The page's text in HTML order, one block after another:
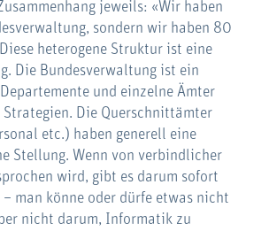
jeweils: «Wir haben
sondern wir haben 80
heterogene Struktur ist eine
Die Bundesverwaltung ist ein
und einzelne Ämter
Die Querschnittämter
etc.) haben generell eine
Stellung. Wenn von verbindlicher
wird, gibt es darum sofort
– man könne oder dürfe etwas nicht
nicht darum, Informatik zu